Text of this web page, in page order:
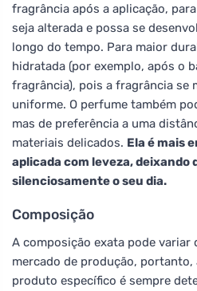
fragrância após a aplicação,
seja alterada e possa se
longo do tempo. Para maior
hidratada (por exemplo, após o
fragrância), pois a fragrância se
uniforme. O perfume também
mas de preferência a uma
materiais delicados. Ela é mais
aplicada com leveza, deixando
silenciosamente o seu dia.
Composição
A composição exata pode variar
mercado de produção,
produto específico é sempre